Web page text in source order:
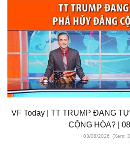
VF Today | TT TRUMP ĐANG
CỘNG HÒA? |
03/08/2026 (Xem: